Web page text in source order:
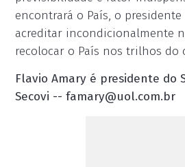
encontrará o País, o
acreditar incondicionalmente
recolocar o País nos trilhos do
Flavio Amary é presidente do
Secovi -- famary@uol.com.br